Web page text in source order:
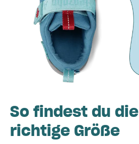
So findest du die
richtige Größe